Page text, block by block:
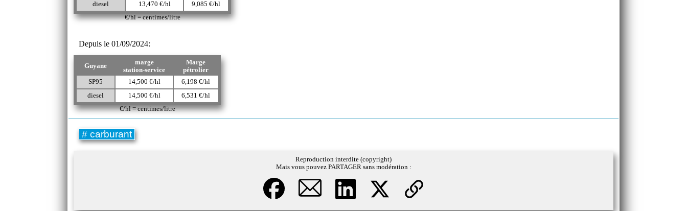
diesel
13,470 €/hl
9,085 €/hl
€/hl = centimes/litre
Depuis le 01/09/2024:
Guyane
marge
station-service
Marge
pétrolier
SP95
14,500 €/hl
6,198 €/hl
diesel
14,500 €/hl
6,531 €/hl
€/hl = centimes/litre
# carburant
Reproduction interdite (copyright)
Mais vous pouvez PARTAGER sans modération :